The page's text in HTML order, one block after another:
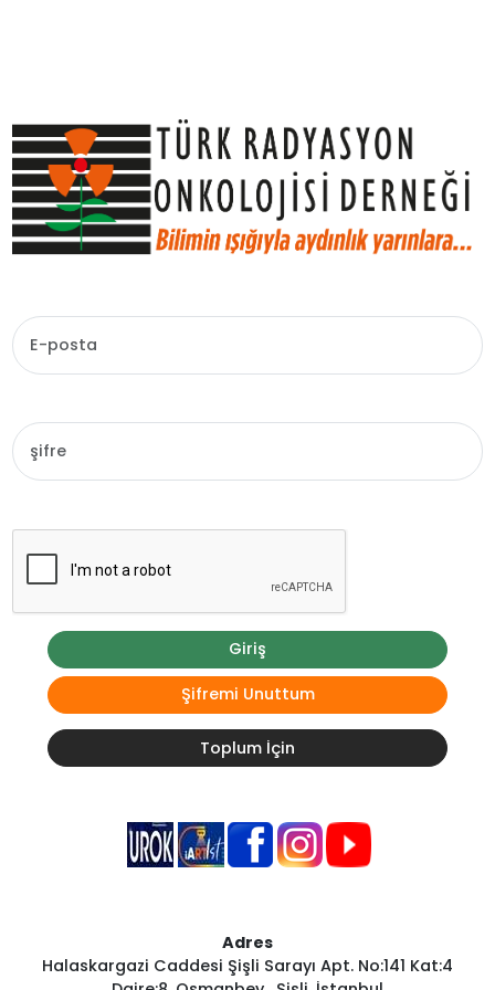
Giriş
Şifremi Unuttum
Toplum İçin
Adres
Halaskargazi Caddesi Şişli Sarayı Apt. No:141 Kat:4